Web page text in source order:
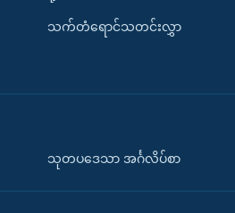
သက်တံရောင်သတင်းလွှာ
သုတပဒေသာ အင်္ဂလိပ်စာ